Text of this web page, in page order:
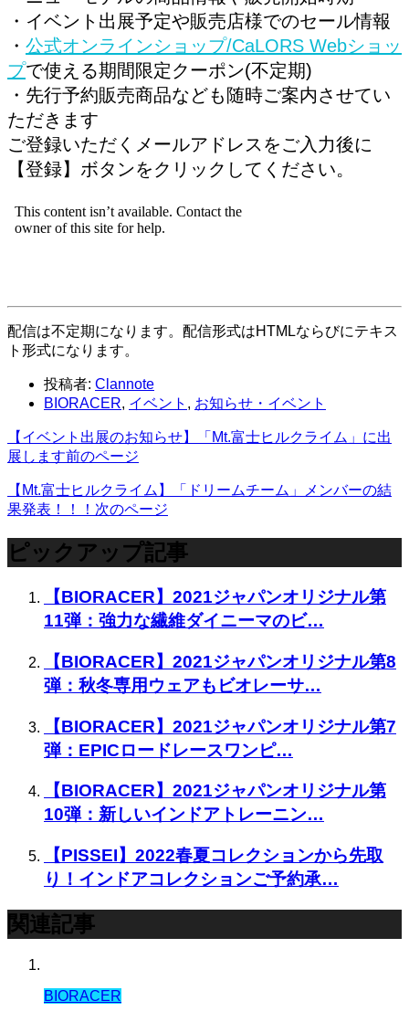
・イベント出展予定や販売店様でのセール情報
・ 公式オンラインショップ/CaLORS Webショッ
プで使える期間限定クーポン(不定期)
・先行予約販売商品なども随時ご案内させてい
ただきます
ご登録いただくメールアドレスをご入力後に
【登録】ボタンをクリックしてください。
配信は不定期になります。配信形式はHTMLならびにテキス
ト形式になります。
投稿者: Clannote
BIORACER, イベント , お知らせ・イベント
【イベント出展のお知らせ】「Mt.富士ヒルクライム」に出
展します前のページ
【Mt.富士ヒルクライム】「ドリームチーム」メンバーの結
果発表！！！ 次のページ
ピックアップ記事
【BIORACER】2021ジャパンオリジナル第
11弾：強力な繊維ダイニーマのビ…
【BIORACER】2021ジャパンオリジナル第8
弾：秋冬専用ウェアもビオレーサ…
【BIORACER】2021ジャパンオリジナル第7
弾：EPICロードレースワンピ…
【BIORACER】2021ジャパンオリジナル第
10弾：新しいインドアトレーニン…
【PISSEI】2022春夏コレクションから先取
り！インドアコレクションご予約承…
関連記事
BIORACER